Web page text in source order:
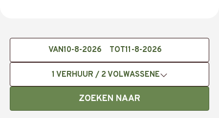
VAN TOT
1 VERHUUR / 2 VOLWASSENE
ZOEKEN NAAR